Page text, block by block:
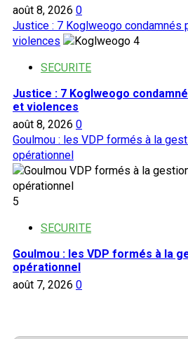
août 8, 2026 0
Justice : 7 Koglweogo condamnés
violences
4
SECURITE
Justice : 7 Koglweogo
et violences
août 8, 2026 0
Goulmou : les VDP formés à la
opérationnel
5
SECURITE
Goulmou : les VDP formés à la
opérationnel
août 7, 2026 0